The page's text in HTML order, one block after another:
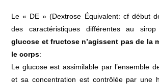
Le « DE » (Dextrose Équivalent: cf début
des caractéristiques différentes au
glucose et fructose n’agissent pas de la
le corps:
Le glucose est assimilable par l’ensemble
et sa concentration est contrôlée par une